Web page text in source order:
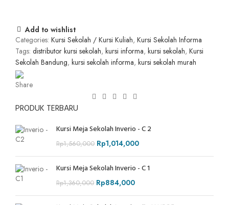
Add to wishlist
Categories: Kursi Sekolah / Kursi Kuliah, Kursi Sekolah Informa
Tags: distributor kursi sekolah, kursi informa, kursi sekolah, Kursi
Sekolah Bandung, kursi sekolah informa, kursi sekolah murah
Share
PRODUK TERBARU
Kursi Meja Sekolah Inverio - C 2
Rp1,560,000 Rp1,014,000
Kursi Meja Sekolah Inverio - C 1
Rp1,360,000 Rp884,000